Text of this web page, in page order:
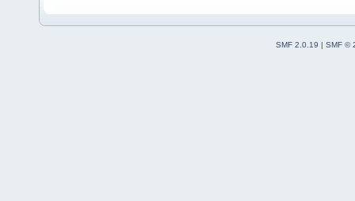
SMF 2.0.19
SMF ©